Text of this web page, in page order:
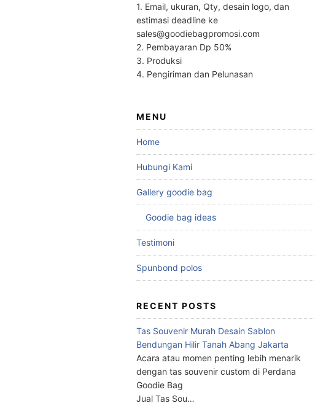
1. Email, ukuran, Qty, desain logo, dan
estimasi deadline ke
sales@goodiebagpromosi.com
2. Pembayaran Dp 50%
3. Produksi
4. Pengiriman dan Pelunasan
MENU
Home
Hubungi Kami
Gallery goodie bag
Goodie bag ideas
Testimoni
Spunbond polos
RECENT POSTS
Tas Souvenir Murah Desain Sablon
Bendungan Hilir Tanah Abang Jakarta
Acara atau momen penting lebih menarik
dengan tas souvenir custom di Perdana
Goodie Bag
Jual Tas Sou…